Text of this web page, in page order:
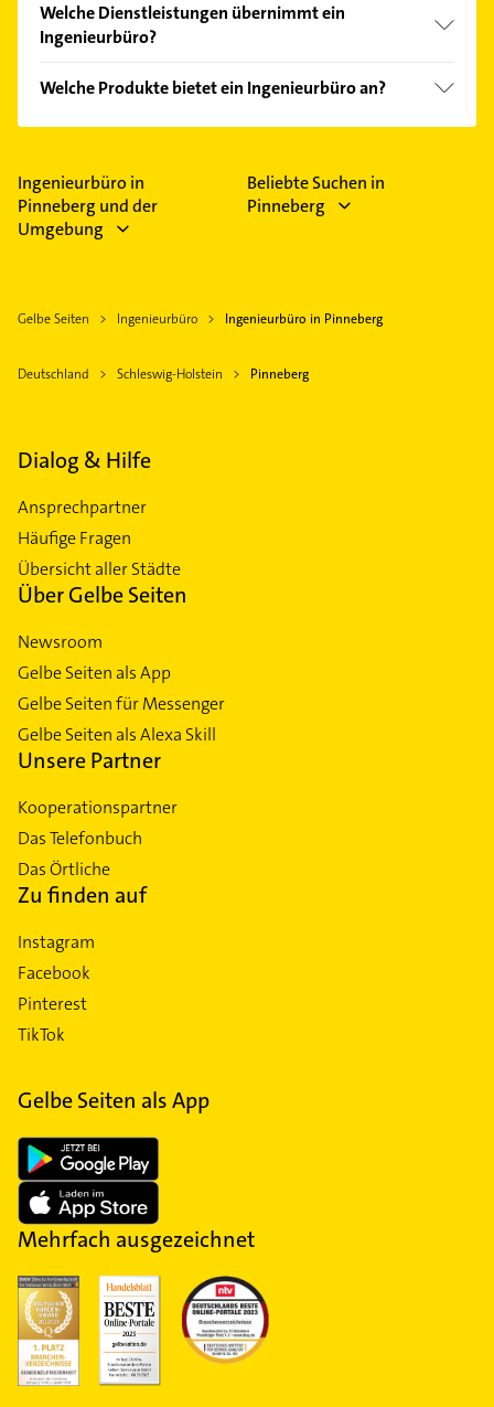
Bitte beachten Sie, dass diese an Sonn- und
Feiertagen abweichen können.
Welche Dienstleistungen übernimmt ein
Ingenieurbüro?
Bauleitung, Bauüberwachung, CAD, Erschließung
und GIS.
Welche Produkte bietet ein Ingenieurbüro an?
Das Angebot umfasst unter anderem
Fundamente und Kraftanlagen.
Ingenieurbüro in
Pinneberg und der
Umgebung
Beliebte Suchen in
Pinneberg
Gelbe Seiten Ingenieurbüro Ingenieurbüro in Pinneberg
Deutschland Schleswig-Holstein Pinneberg
Dialog & Hilfe
Ansprechpartner
Häufige Fragen
Übersicht aller Städte
Über Gelbe Seiten
Newsroom
Gelbe Seiten als App
Gelbe Seiten für Messenger
Gelbe Seiten als Alexa Skill
Unsere Partner
Kooperationspartner
Das Telefonbuch
Das Örtliche
Zu finden auf
Instagram
Facebook
Pinterest
TikTok
Gelbe Seiten als App
Mehrfach ausgezeichnet